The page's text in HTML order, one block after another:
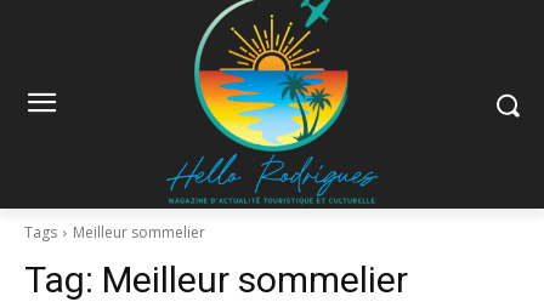
Tags Meilleur sommelier
Tag: Meilleur sommelier